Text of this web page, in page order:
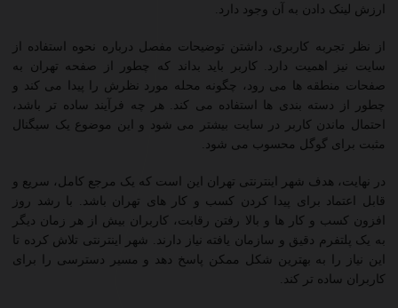
ارزش لینک دادن به آن وجود دارد.
از نظر تجربه کاربری، داشتن توضیحات مفصل درباره نحوه استفاده از
سایت نیز اهمیت دارد. کاربر باید بداند که چطور از صفحه تهران به
صفحات منطقه ها می رود، چگونه محله مورد نظرش را پیدا می کند و
چطور از دسته بندی ها استفاده می کند. هر چه فرآیند ساده تر باشد،
احتمال ماندن کاربر در سایت بیشتر می شود و این موضوع یک سیگنال
مثبت برای گوگل محسوب می شود.
در نهایت، هدف شهر اینترنتی تهران این است که یک مرجع کامل، سریع و
قابل اعتماد برای پیدا کردن کسب و کار های تهران باشد. با رشد روز
افزون کسب و کار ها و بالا رفتن رقابت، کاربران بیش از هر زمان دیگر
به یک پلتفرم دقیق و سازمان یافته نیاز دارند. شهر اینترنتی تلاش کرده تا
این نیاز را به بهترین شکل ممکن پاسخ دهد و مسیر دسترسی را برای
کاربران ساده تر کند.